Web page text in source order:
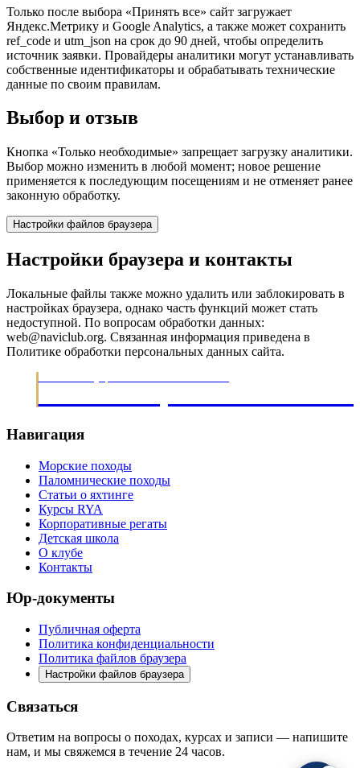
Только после выбора «Принять все» сайт загружает
Яндекс.Метрику и Google Analytics, а также может сохранить
ref_code и utm_json на срок до 90 дней, чтобы определить
источник заявки. Провайдеры аналитики могут устанавливать
собственные идентификаторы и обрабатывать технические
данные по своим правилам.
Выбор и отзыв
Кнопка «Только необходимые» запрещает загрузку аналитики.
Выбор можно изменить в любой момент; новое решение
применяется к последующим посещениям и не отменяет ранее
законную обработку.
Настройки файлов браузера
Настройки браузера и контакты
Локальные файлы также можно удалить или заблокировать в
настройках браузера, однако часть функций может стать
недоступной. По вопросам обработки данных:
web@naviclub.org. Связанная информация приведена в
Политике обработки персональных данных сайта.
Навигация
Морские походы
Паломнические походы
Статьи о яхтинге
Курсы RYA
Корпоративные регаты
Детская школа
О клубе
Контакты
Юр-документы
Публичная оферта
Политика конфиденциальности
Политика файлов браузера
Настройки файлов браузера
Связаться
Ответим на вопросы о походах, курсах и записи — напишите
нам, и мы свяжемся в течение 24 часов.